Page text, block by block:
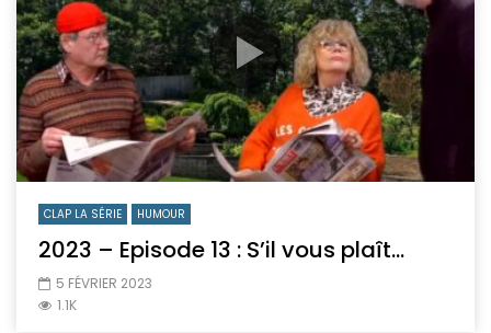
CLAP LA SÉRIE HUMOUR
2023 – Episode 13 : S’il vous plaît…
5 FÉVRIER 2023
1.1K